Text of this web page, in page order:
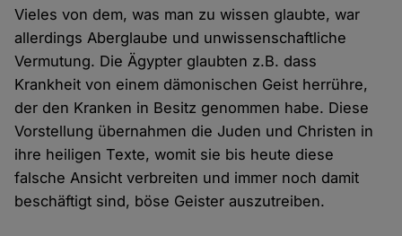
Vieles von dem, was man zu wissen glaubte, war
allerdings Aberglaube und unwissenschaftliche
Vermutung. Die Ägypter glaubten z.B. dass
Krankheit von einem dämonischen Geist herrühre,
der den Kranken in Besitz genommen habe. Diese
Vorstellung übernahmen die Juden und Christen in
ihre heiligen Texte, womit sie bis heute diese
falsche Ansicht verbreiten und immer noch damit
beschäftigt sind, böse Geister auszutreiben.